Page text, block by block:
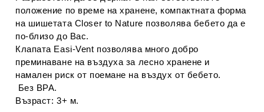
положение по време на хранене, компактната форма
на шишетата Closer to Nature позволява бебето да е
по-близо до Вас.
Клапата Easi-Vent позволява много добро
преминаване на въздуха за лесно хранене и
намален риск от поемане на въздух от бебето.
Без BPA.
Възраст: 3+ м.